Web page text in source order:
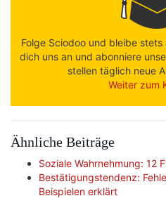
Folge Sciodoo und bleibe
dich uns an und abonniere
stellen täglich neue
Weiter zum
Ähnliche Beiträge
Soziale Wahrnehmung: 12
Bestätigungstendenz:
Beispielen erklärt